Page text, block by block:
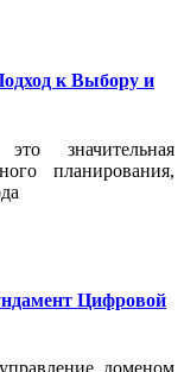
к Выбору и
значительная
планирования,
Цифровой